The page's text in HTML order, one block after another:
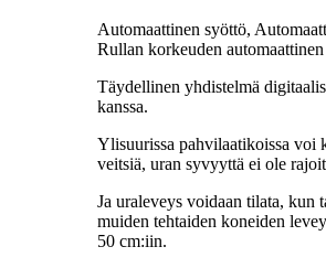
Automaattinen syöttö,
Rullan korkeuden automaattinen
Täydellinen yhdistelmä
kanssa.
Ylisuurissa pahvilaatikoissa voi
veitsiä, uran syvyyttä ei ole
Ja uraleveys voidaan tilata, kun
muiden tehtaiden koneiden
50 cm:iin.